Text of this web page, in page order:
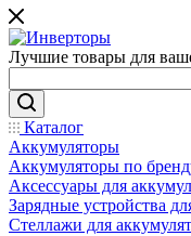
Лучшие товары для
Каталог
Аккумуляторы
Аккумуляторы по
Аксессуары для
Зарядные устройства
Стеллажи для